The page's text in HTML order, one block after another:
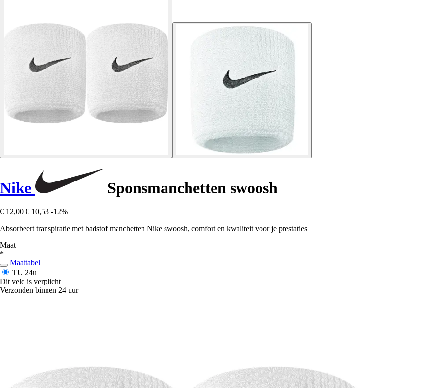
Nike Sponsmanchetten swoosh
€ 12,00 € 10,53 -12%
Absorbeert transpiratie met badstof manchetten Nike swoosh, comfort en kwaliteit voor je prestaties.
Maat
*
Maattabel
TU 24u
Dit veld is verplicht
Verzonden binnen 24 uur